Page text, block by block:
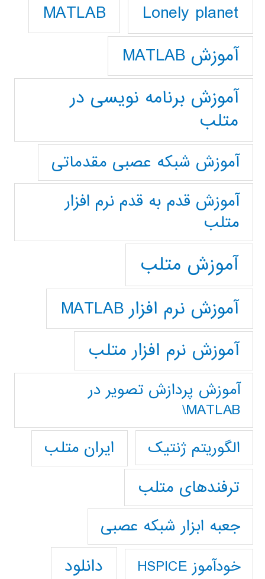
Lonely planet
MATLAB
آموزش MATLAB
آموزش برنامه نویسی در
متلب
آموزش شبکه عصبی مقدماتی
آموزش قدم به قدم نرم افزار
متلب
آموزش متلب
آموزش نرم افزار MATLAB
آموزش نرم افزار متلب
آموزش پردازش تصوير در
MATLAB\
الگوریتم ژنتیک
ایران متلب
ترفندهای متلب
جعبه ابزار شبکه عصبی
خودآموز HSPICE دانلود